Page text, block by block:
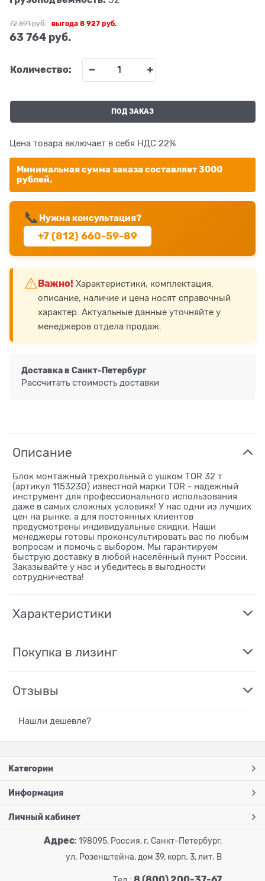
72 691 руб.
63 764 руб.
выгода8 927 руб.
Количество:
ПОД ЗАКАЗ
Цена товара включает в себя НДС 22%
Минимальная сумма заказа составляет 3000
рублей.
📞 Нужна консультация?
+7 (812) 660-59-89
⚠️ Важно! Характеристики, комплектация,
описание, наличие и цена носят справочный
характер. Актуальные данные уточняйте у
менеджеров отдела продаж.
Доставка в Санкт-Петербург
Рассчитать стоимость доставки
Описание
Блок монтажный трехрольный с ушком TOR 32 т
(артикул 1153230) известной марки TOR - надежный
инструмент для профессионального использования
даже в самых сложных условиях! У нас одни из лучших
цен на рынке, а для постоянных клиентов
предусмотрены индивидуальные скидки. Наши
менеджеры готовы проконсультировать вас по любым
вопросам и помочь с выбором. Мы гарантируем
быструю доставку в любой населённый пункт России.
Заказывайте у нас и убедитесь в выгодности
сотрудничества!
Характеристики
Покупка в лизинг
Отзывы
Нашли дешевле?
Категории
Информация
Личный кабинет
Адрес: 198095, Россия, г. Санкт-Петербург,
ул. Розенштейна, дом 39, корп. 3, лит. В